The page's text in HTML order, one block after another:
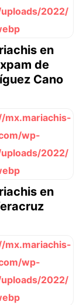
en
de
Cano
en